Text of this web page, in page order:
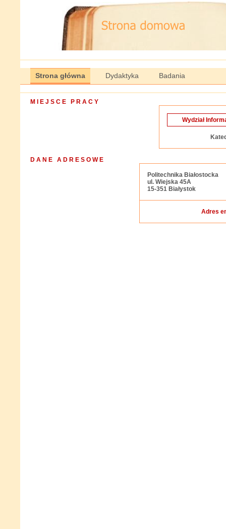
Strona główna Dydaktyka Badania
M I E J S C E P R A C Y
Wydział
D A N E A D R E S O W E
Politechnika Białostocka
ul. Wiejska 45A
15-351 Białystok
Adres